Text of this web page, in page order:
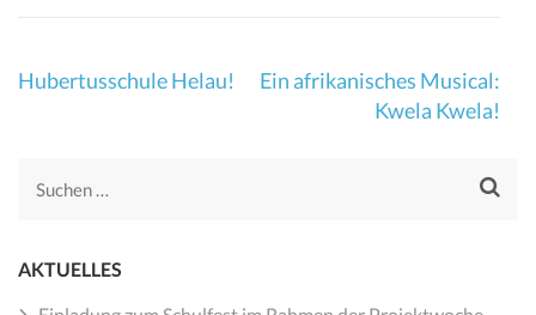
Beitragsnavigation
Hubertusschule Helau!
Ein afrikanisches Musical:
Kwela Kwela!
Suchen
AKTUELLES